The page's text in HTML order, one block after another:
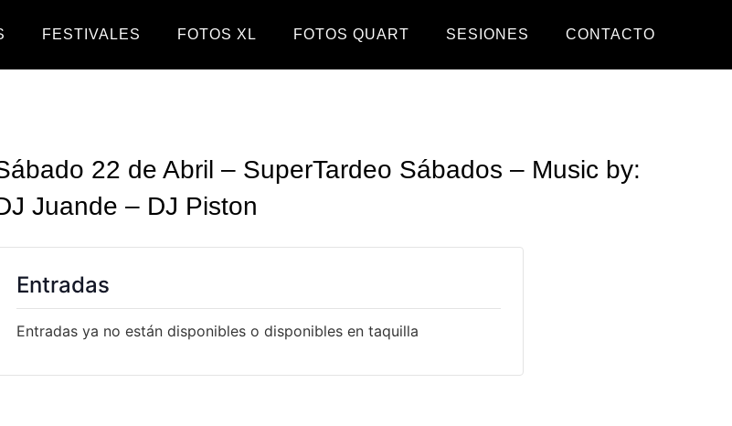
FESTIVALES FOTOS XL FOTOS QUART SESIONES CONTACTO
22 de Abril – SuperTardeo Sábados – Music by:
Juande – DJ Piston
Entradas
Entradas ya no están disponibles o disponibles en taquilla